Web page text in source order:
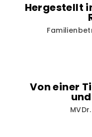
Hergestellt
Von einer